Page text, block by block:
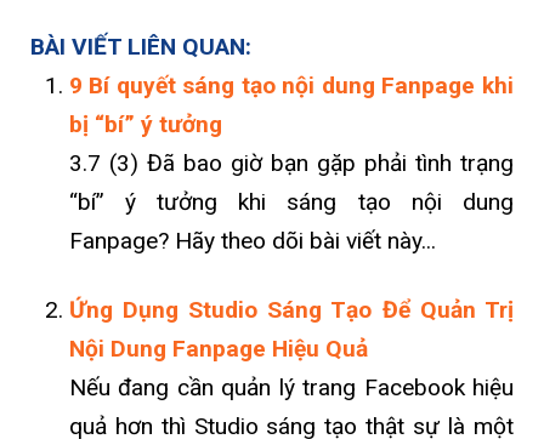
BÀI VIẾT LIÊN QUAN:
9 Bí quyết sáng tạo nội dung Fanpage khi
bị “bí” ý tưởng
3.7 (3) Đã bao giờ bạn gặp phải tình trạng
“bí” ý tưởng khi sáng tạo nội dung
Fanpage? Hãy theo dõi bài viết này...
Ứng Dụng Studio Sáng Tạo Để Quản Trị
Nội Dung Fanpage Hiệu Quả
Nếu đang cần quản lý trang Facebook hiệu
quả hơn thì Studio sáng tạo thật sự là một